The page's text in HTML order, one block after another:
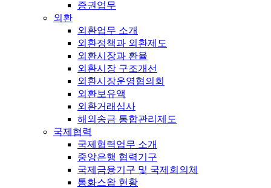
증권업무
외환
외환업무 소개
외환정책과 외환제도
외환시장과 환율
외환시장 구조개선
외환시장운영협의회
외환보유액
외환거래심사
해외송금 통합관리제도
국제협력
국제협력업무 소개
중앙은행 협력기구
국제금융기구 및 국제회의체
통화스왑 현황